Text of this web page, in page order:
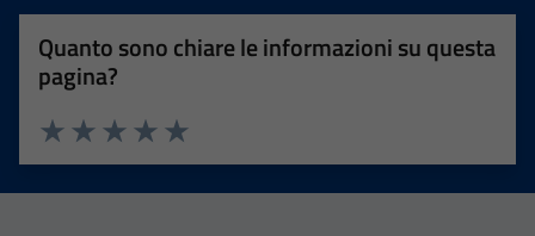
Quanto sono chiare le informazioni su questa
pagina?
Valuta 5 stelle su 5
Valuta 4 stelle su 5
Valuta 3 stelle su 5
Valuta 2 stelle su 5
Valuta 1 stelle su 5